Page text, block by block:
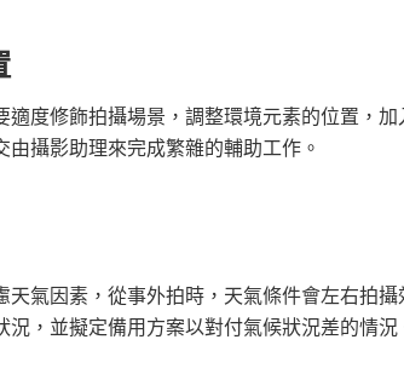
度修飾拍攝場景，調整環境元素的位置，
攝影助理來完成繁雜的輔助工作。
氣因素，從事外拍時，天氣條件會左右拍
，並擬定備用方案以對付氣候狀況差的情況